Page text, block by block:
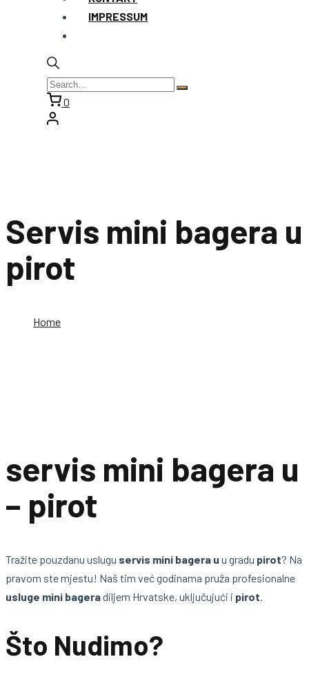
IMPRESSUM
0
Servis mini bagera u
pirot
Home
servis mini bagera u
– pirot
Tražite pouzdanu uslugu servis mini bagera u u gradu pirot? Na
pravom ste mjestu! Naš tim već godinama pruža profesionalne
usluge mini bageradiljem Hrvatske, uključujući i pirot
Što Nudimo?